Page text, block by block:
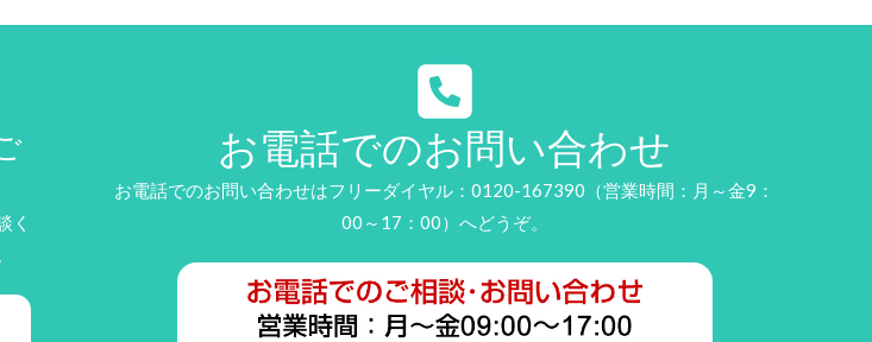
く
お電話でのお問い合わせ
お電話でのお問い合わせはフリーダイヤル：0120-167390（営業時間：月～金9：
00～17：00）へどうぞ。